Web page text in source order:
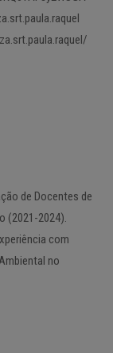
de Docentes de
(2021-2024).
com
no